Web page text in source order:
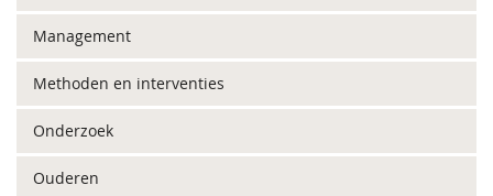
Management
Methoden en interventies
Onderzoek
Ouderen